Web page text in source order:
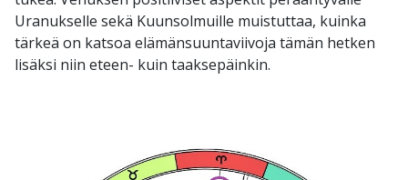
Uranukselle sekä Kuunsolmuille muistuttaa, kuinka
tärkeä on katsoa elämänsuuntaviivoja tämän hetken
lisäksi niin eteen- kuin taaksepäinkin.